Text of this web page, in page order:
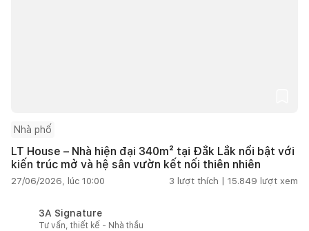
Nhà phố
LT House – Nhà hiện đại 340m² tại Đắk Lắk nổi bật với
kiến trúc mở và hệ sân vườn kết nối thiên nhiên
27/06/2026, lúc 10:00 3 lượt thích | 15.849 lượt xem
3A Signature
Tư vấn, thiết kế - Nhà thầu